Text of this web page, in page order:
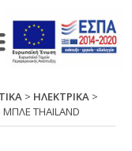
> ΗΛΕΚΤΡΙΚΑ >
ΤΗΑΙLΑΝD